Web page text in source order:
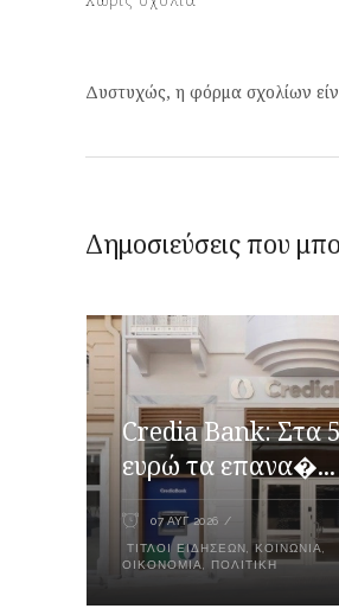
Δυστυχώς, η φόρμα σχολίων
Δημοσιεύσεις που
Credia Bank: Στα
ευρώ τα επανα�...
07 ΑΥΓ 2026
ΤΊΤΛΟΙ ΕΙΔΉΣΕΩΝ ΚΟΙΝΩΝΊΑ
ΟΙΚΟΝΟΜΊΑ
ΠΟΛΙΤΙΚΉ